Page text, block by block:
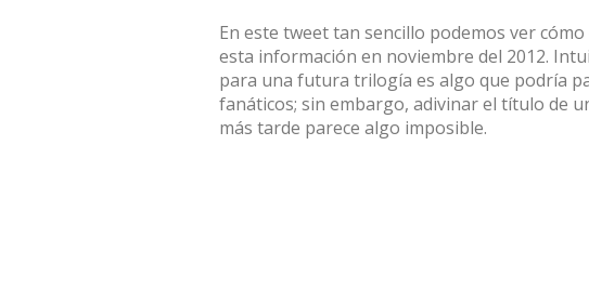
En este tweet tan sencillo podemos ver
esta información en noviembre del 2012.
para una futura trilogía es algo que podría
fanáticos; sin embargo, adivinar el título de
más tarde parece algo imposible.